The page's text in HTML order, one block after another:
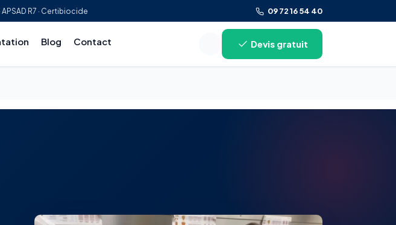
APSAD R7 · Certibiocide 09 72 16 54 40
Blog Contact
Rechercher sur le site
Devis gratuit